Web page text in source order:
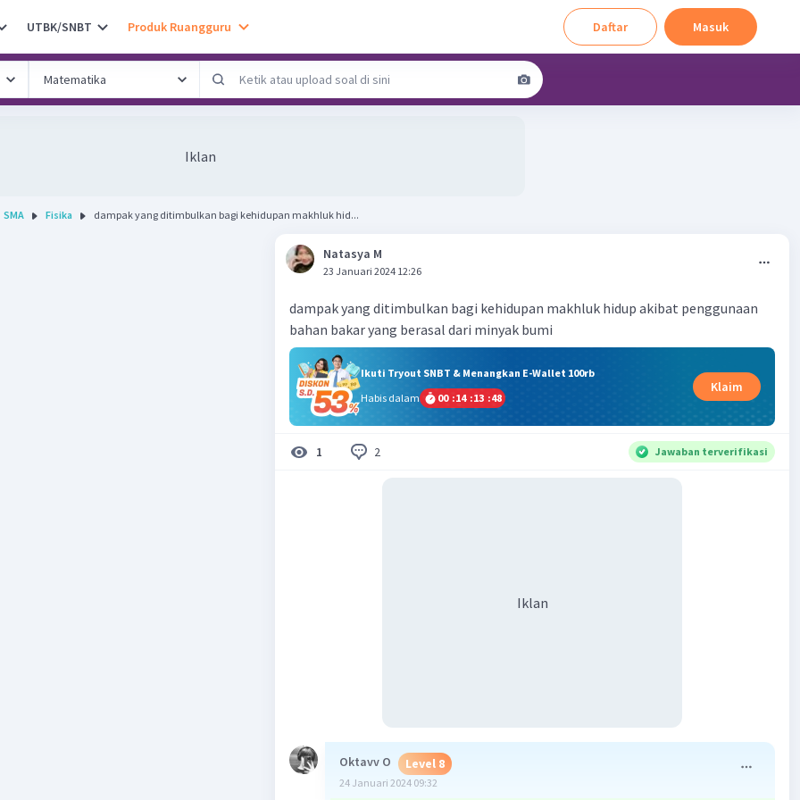
UTBK/SNBT Produk Ruangguru Daftar Masuk
Iklan
SMA Fisika dampak yang ditimbulkan bagi kehidupan makhluk hid...
Natasya M
23 Januari 2024 12:26
dampak yang ditimbulkan bagi kehidupan makhluk hidup akibat penggunaan
bahan bakar yang berasal dari minyak bumi
Ikuti Tryout SNBT & Menangkan E-Wallet 100rb
Habis dalam
00 :14 :13 :47
Klaim
1 2 Jawaban terverifikasi
Iklan
Oktavv O Level 8
24 Januari 2024 09:32